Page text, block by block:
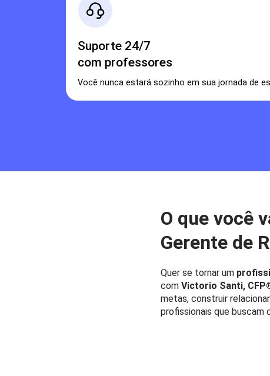
Suporte 24/7
com professores
Você nunca estará sozinho em sua jornada de
O que você
Gerente de
Quer se tornar um
com Victorio Santi,
metas, construir
profissionais que buscam